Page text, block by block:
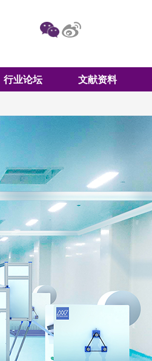
行业论坛 文献资料